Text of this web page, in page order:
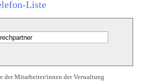
Liste
der Mitarbeiter/innen der Verwaltung